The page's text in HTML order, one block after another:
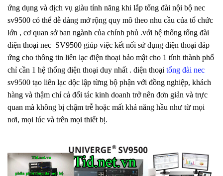
ứng dụng và dịch vụ giàu tính năng khi lắp tổng đài nội bộ nec
sv9500 có thể dễ dàng mở rộng quy mô theo nhu cầu của tổ chức
lớn , cơ quan sở ban ngành của chính phủ .với hệ thống tổng đài
điện thoại nec SV9500 giúp việc kết nối sử dụng điện thoại đáp
ứng cho thông tin liên lạc điện thoại bảo mật cho 1 tính thành phố
chỉ cần 1 hệ thống điện thoại duy nhất . điện thoại tổng đài nec
sv9500 tạo liên lạc dộc lập từng bộ phận với đồng nghiệp, khách
hàng và thậm chí cả đối tác kinh doanh trở nên đơn giản và trực
quan mà không bị chậm trễ hoặc mất khả năng hầu như từ mọi
nơi, mọi lúc và trên mọi thiết bị.